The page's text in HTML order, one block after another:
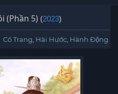
(Phần 5) (2023)
Cổ Trang Hài Hước Hành Động